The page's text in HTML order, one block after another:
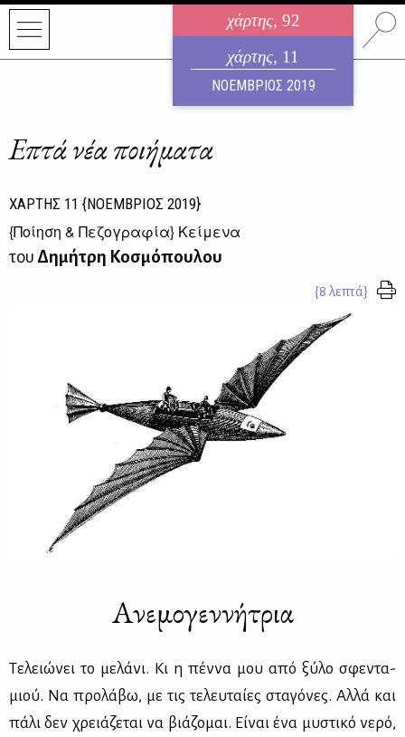
χάρτης, 92
ηλεκτρονικό περιοδικό
ΑΥΓΟΥΣΤΟΣ 2026
χάρτης, 11
ΝΟΕΜΒΡΙΟΣ 2019
Επτά νέα ποιήματα
ΧΑΡΤΗΣ 11 {ΝΟΕΜΒΡΙΟΣ 2019}
{Ποίηση & Πεζογραφία} Κείμενα
του Δημήτρη Κοσμόπουλου
{8 λεπτά}
Ανεμογεννήτρια
Τε­λειώ­νει το με­λά­νι. Κι η πέν­να μου από ξύ­λο σφε­ντα­
μιού. Να προ­λά­βω, με τις τε­λευ­ταί­ες στα­γό­νες. Αλ­λά και
πά­λι δεν χρειά­ζε­ται να βιά­ζο­μαι. Εί­ναι ένα μυ­στι­κό νε­ρό,